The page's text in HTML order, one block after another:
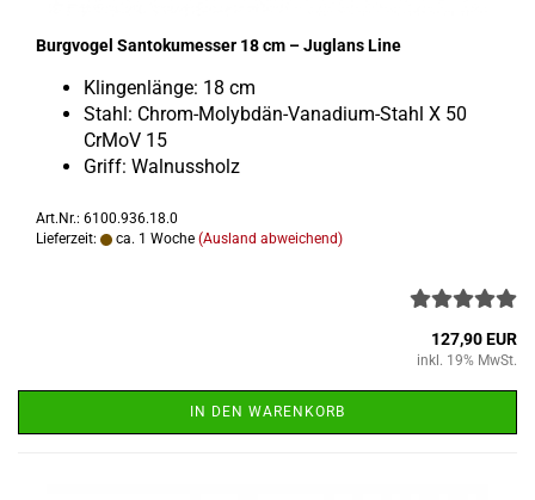
Burg­vo­gel San­to­ku­mes­ser 18 cm – Jug­lans Line
Klin­gen­län­ge: 18 cm
Stahl: Chrom-​Molybdän-Vanadium-Stahl X 50
CrMoV 15
Griff: Wal­nuss­holz
Art.Nr.: 6100.936.18.0
Lieferzeit:
ca. 1 Woche (Ausland abweichend)
127,90 EUR
inkl. 19% MwSt.
IN DEN WARENKORB